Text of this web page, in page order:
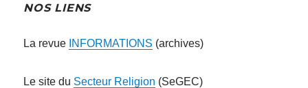
NOS LIENS
La revue INFORMATIONS (archives)
Le site du Secteur Religion (SeGEC)